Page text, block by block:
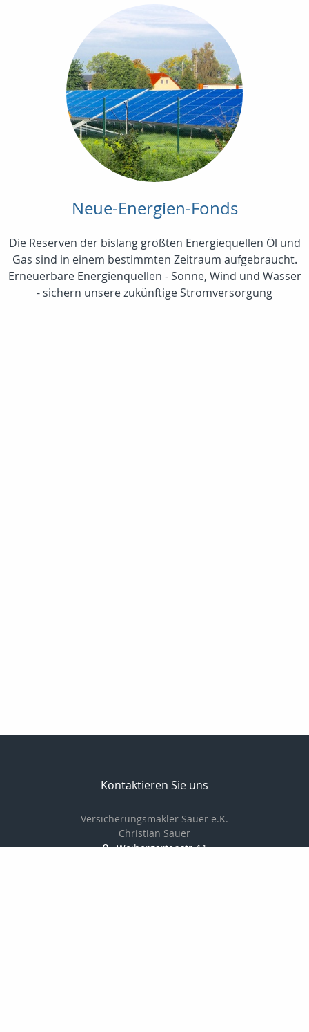
Neue-Energien-Fonds
Die Reserven der bislang größten Energiequellen Öl und
Gas sind in einem bestimmten Zeitraum aufgebraucht.
Erneuerbare Energienquellen - Sonne, Wind und Wasser
- sichern unsere zukünftige Stromversorgung
Kontaktieren Sie uns
Versicherungsmakler Sauer e.K.
Christian Sauer
Weihergartenstr.44